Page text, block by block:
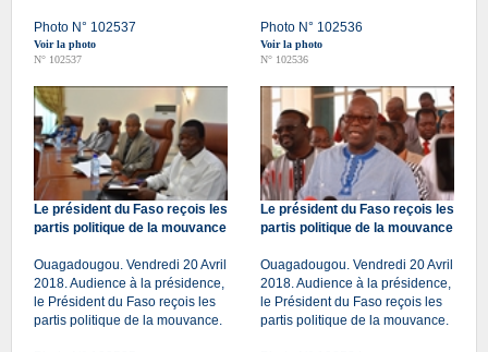
Photo N° 102537
Voir la photo
N° 102537
Photo N° 102536
Voir la photo
N° 102536
Le président du Faso reçois les
partis politique de la mouvance
Ouagadougou. Vendredi 20 Avril
2018. Audience à la présidence,
le Président du Faso reçois les
partis politique de la mouvance.
Le président du Faso reçois les
partis politique de la mouvance
Ouagadougou. Vendredi 20 Avril
2018. Audience à la présidence,
le Président du Faso reçois les
partis politique de la mouvance.